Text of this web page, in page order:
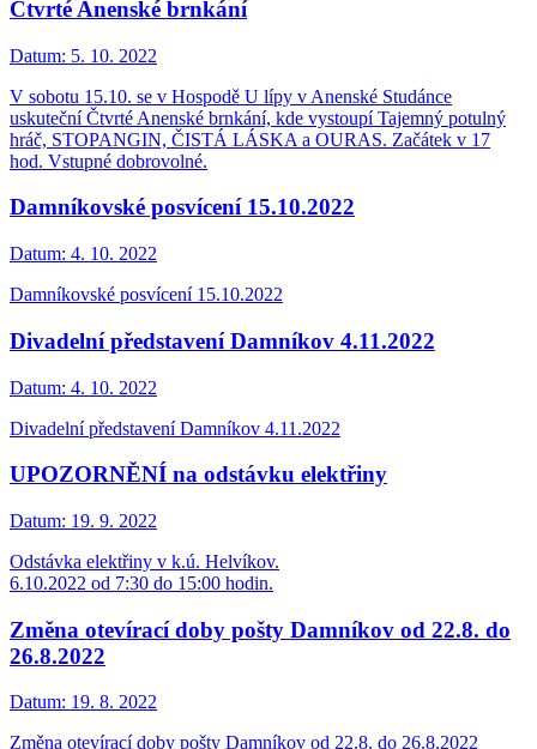
Čtvrté Anenské brnkání
Datum: 5. 10. 2022
V sobotu 15.10. se v Hospodě U lípy v Anenské Studánce
uskuteční Čtvrté Anenské brnkání, kde vystoupí Tajemný potulný
hráč, STOPANGIN, ČISTÁ LÁSKA a OURAS. Začátek v 17
hod. Vstupné dobrovolné.
Damníkovské posvícení 15.10.2022
Datum: 4. 10. 2022
Damníkovské posvícení 15.10.2022
Divadelní představení Damníkov 4.11.2022
Datum: 4. 10. 2022
Divadelní představení Damníkov 4.11.2022
UPOZORNĚNÍ na odstávku elektřiny
Datum: 19. 9. 2022
Odstávka elektřiny v k.ú. Helvíkov.
6.10.2022 od 7:30 do 15:00 hodin.
Změna otevírací doby pošty Damníkov od 22.8. do
26.8.2022
Datum: 19. 8. 2022
Změna otevírací doby pošty Damníkov od 22.8. do 26.8.2022